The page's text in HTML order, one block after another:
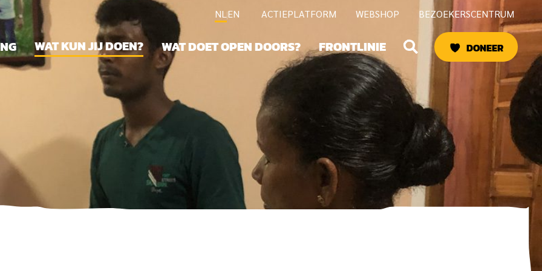
NL EN ACTIEPLATFORM WEBSHOP BEZOEKERSCENTRUM
WAT KUN JIJ DOEN? WAT DOET OPEN DOORS? FRONTLINIE Zoeken DONEER